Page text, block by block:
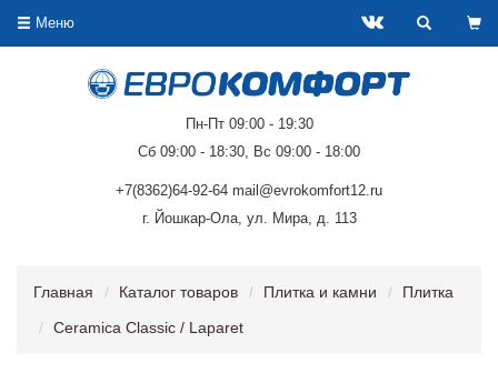
Меню
Пн-Пт 09:00 - 19:30
Сб 09:00 - 18:30, Вс 09:00 - 18:00
+7(8362)64-92-64 mail@evrokomfort12.ru
г. Йошкар-Ола, ул. Мира, д. 113
Главная Каталог товаров Плитка и камни
Плитка
Ceramica Classic / Laparet